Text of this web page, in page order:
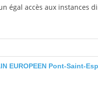
égal accès aux instances
EUROPEEN Pont-Saint-